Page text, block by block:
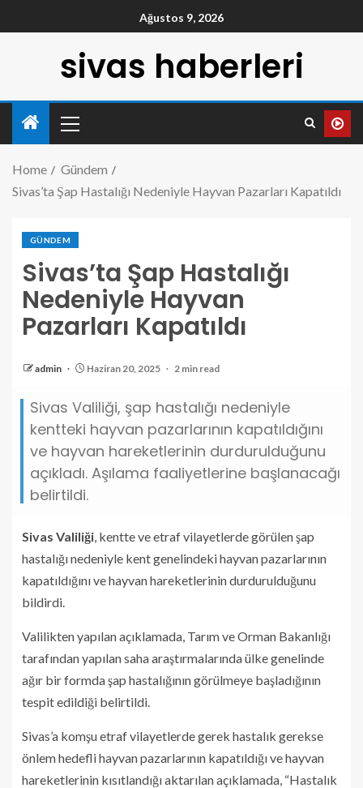
Ağustos 9, 2026
sivas haberleri
Home
Gündem
Sivas’ta Şap Hastalığı Nedeniyle Hayvan Pazarları Kapatıldı
GÜNDEM
Sivas’ta Şap Hastalığı
Nedeniyle Hayvan
Pazarları Kapatıldı
admin Haziran 20, 2025 2 min read
Sivas Valiliği, şap hastalığı nedeniyle
kentteki hayvan pazarlarının kapatıldığını
ve hayvan hareketlerinin durdurulduğunu
açıkladı. Aşılama faaliyetlerine başlanacağı
belirtildi.
Sivas Valiliği, kentte ve etraf vilayetlerde görülen şap
hastalığı nedeniyle kent genelindeki hayvan pazarlarının
kapatıldığını ve hayvan hareketlerinin durdurulduğunu
bildirdi.
Valilikten yapılan açıklamada, Tarım ve Orman Bakanlığı
tarafından yapılan saha araştırmalarında ülke genelinde
ağır bir formda şap hastalığının görülmeye başladığının
tespit edildiği belirtildi.
Sivas’a komşu etraf vilayetlerde gerek hastalık gerekse
önlem hedefli hayvan pazarlarının kapatıldığı ve hayvan
hareketlerinin kısıtlandığı aktarılan açıklamada, “Hastalık